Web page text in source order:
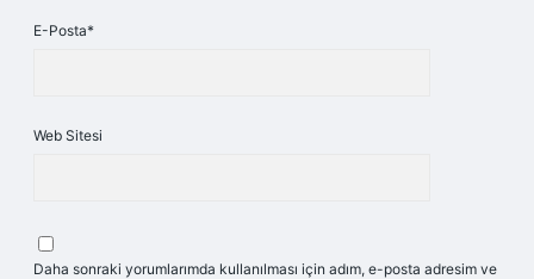
E-Posta*
Web Sitesi
Daha sonraki yorumlarımda kullanılması için adım, e-posta adresim ve